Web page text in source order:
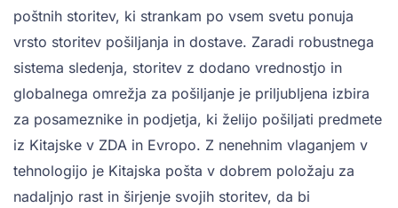
poštnih storitev, ki strankam po vsem svetu ponuja
vrsto storitev pošiljanja in dostave. Zaradi robustnega
sistema sledenja, storitev z dodano vrednostjo in
globalnega omrežja za pošiljanje je priljubljena izbira
za posameznike in podjetja, ki želijo pošiljati predmete
iz Kitajske v ZDA in Evropo. Z nenehnim vlaganjem v
tehnologijo je Kitajska pošta v dobrem položaju za
nadaljnjo rast in širjenje svojih storitev, da bi